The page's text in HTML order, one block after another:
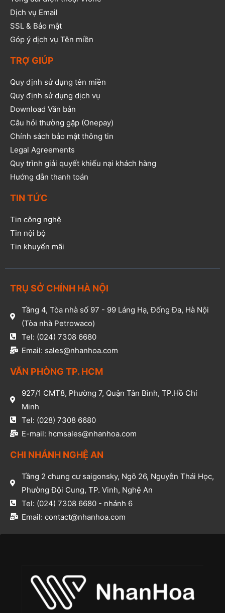
Dịch vụ Email
SSL & Bảo mật
Góp ý dịch vụ Tên miền
TRỢ GIÚP
Quy định sử dụng tên miền
Quy định sử dụng dịch vụ
Download Văn bản
Câu hỏi thường gặp (Onepay)
Chính sách bảo mật thông tin
Legal Agreements
Quy trình giải quyết khiếu nại khách hàng
Hướng dẫn thanh toán
TIN TỨC
Tin công nghệ
Tin nội bộ
Tin khuyến mãi
TRỤ SỞ CHÍNH HÀ NỘI
Tầng 4, Tòa nhà số 97 - 99 Láng Hạ, Đống Đa, Hà Nội
(Tòa nhà Petrowaco)
Tel: (024) 7308 6680
Email: sales@nhanhoa.com
VĂN PHÒNG TP. HCM​
927/1 CMT8, Phường 7, Quận Tân Bình, TP.Hồ Chí
Minh​
Tel: (028) 7308 6680​
E-mail: hcmsales@nhanhoa.com​
CHI NHÁNH NGHỆ AN​
Tầng 2 chung cư saigonsky, Ngõ 26, Nguyễn Thái Học,
Phường Đội Cung, TP. Vinh, Nghệ An​
Tel: (024) 7308 6680 - nhánh 6​
Email: contact@nhanhoa.com​